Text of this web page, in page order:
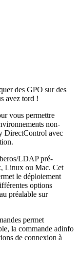
des GPO sur des
avez tord !
vous permettre
non-
DirectControl avec
LDAP pré-
Linux ou Mac. Cet
le déploiement
options
préalable sur
permet
la commande adinfo
de connexion à